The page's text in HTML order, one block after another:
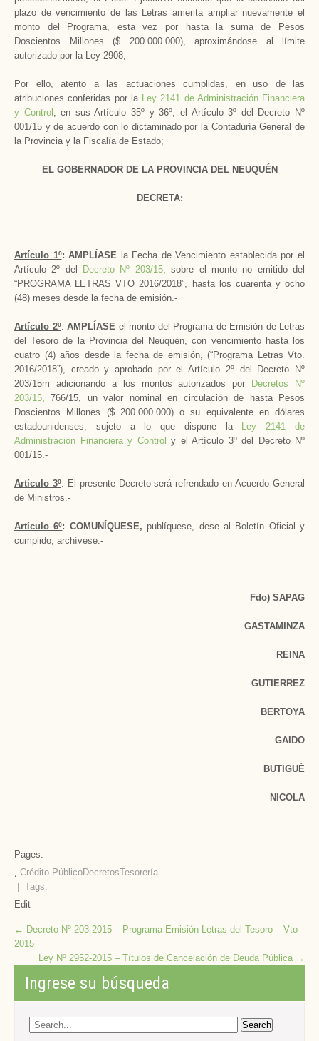
plazo de vencimiento de las Letras amerita ampliar nuevamente el
monto del Programa, esta vez por hasta la suma de Pesos
Doscientos Millones ($ 200.000.000), aproximándose al límite
autorizado por la Ley 2908;
Por ello, atento a las actuaciones cumplidas, en uso de las
atribuciones conferidas por la Ley 2141 de Administración Financiera
y Control , en sus Artículo 35º y 36º, el Artículo 3º del Decreto Nº
001/15 y de acuerdo con lo dictaminado por la Contaduría General de
la Provincia y la Fiscalía de Estado;
EL GOBERNADOR DE LA PROVINCIA DEL NEUQUÉN
DECRETA:
Artículo 1º: AMPLÍASE la Fecha de Vencimiento establecida por el
Artículo 2º del
Decreto Nº 203/15, sobre el monto no emitido del
“PROGRAMA LETRAS VTO 2016/2018”, hasta los cuarenta y ocho
(48) meses desde la fecha de emisión.-
Artículo 2º: AMPLÍASE el monto del Programa de Emisión de Letras
del Tesoro de la Provincia del Neuquén, con vencimiento hasta los
cuatro (4) años desde la fecha de emisión, (“Programa Letras Vto.
2016/2018”), creado y aprobado por el Artículo 2º del Decreto Nº
203/15m adicionando a los montos autorizados por
Decretos Nº
203/15, 766/15, un valor nominal en circulación de hasta Pesos
Doscientos Millones ($ 200.000.000) o su equivalente en dólares
estadounidenses, sujeto a lo que dispone la
Ley 2141 de
Administración Financiera y Control y el Artículo 3º del Decreto Nº
001/15.-
Artículo 3º: El presente Decreto será refrendado en Acuerdo General
de Ministros.-
Artículo 6º: COMUNÍQUESE, publíquese, dese al Boletín Oficial y
cumplido, archívese.-
Fdo) SAPAG
GASTAMINZA
REINA
GUTIERREZ
BERTOYA
GAIDO
BUTIGUÉ
NICOLA
Pages:
, Crédito PúblicoDecretosTesorería
| Tags:
Edit
Post
navigation
← Decreto Nº 203-2015 – Programa Emisión Letras del Tesoro – Vto
2015
Ley Nº 2952-2015 – Títulos de Cancelación de Deuda Pública →
Ingrese su búsqueda